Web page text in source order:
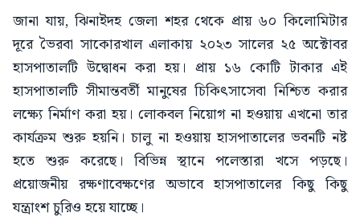
জানা যায়, ঝিনাইদহ জেলা শহর থেকে প্রায় ৬০ কিলোমিটার
দূরে ভৈরবা সাকোরখাল এলাকায় ২০২৩ সালের ২৫ অক্টোবর
হাসপাতালটি উদ্বোধন করা হয়। প্রায় ১৬ কোটি টাকার এই
হাসপাতালটি সীমান্তবর্তী মানুষের চিকিৎসাসেবা নিশ্চিত করার
লক্ষ্যে নির্মাণ করা হয়। লোকবল নিয়োগ না হওয়ায় এখনো তার
কার্যক্রম শুরু হয়নি। চালু না হওয়ায় হাসপাতালের ভবনটি নষ্ট
হতে শুরু করেছে। বিভিন্ন স্থানে পলেস্তারা খসে পড়ছে।
প্রয়োজনীয় রক্ষণাবেক্ষণের অভাবে হাসপাতালের কিছু কিছু
যন্ত্রাংশ চুরিও হয়ে যাচ্ছে।